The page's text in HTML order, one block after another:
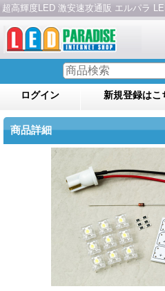
超高輝度LED 激安速攻通販 エルパラ
ログイン 新規登録はこ
商品詳細